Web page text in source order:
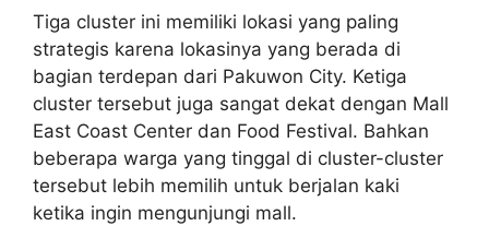
Tiga cluster ini memiliki lokasi yang paling
strategis karena lokasinya yang berada di
bagian terdepan dari Pakuwon City. Ketiga
cluster tersebut juga sangat dekat dengan Mall
East Coast Center dan Food Festival. Bahkan
beberapa warga yang tinggal di cluster-cluster
tersebut lebih memilih untuk berjalan kaki
ketika ingin mengunjungi mall.